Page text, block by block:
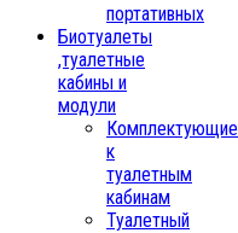
портативных
Биотуалеты
,туалетные
кабины и
модули
Комплектующие
к
туалетным
кабинам
Туалетный